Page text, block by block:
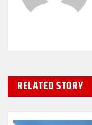
RELATED STORY